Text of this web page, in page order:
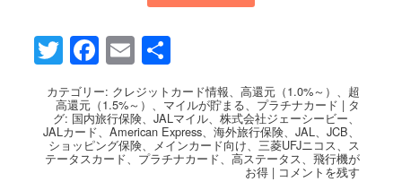
Twitter
Facebook
Email
有
カテゴリー: クレジットカード情報、高還元（1.0%～） 、 超
高還元（1.5%～） 、 マイルが貯まる、 プラチナカード | タ
グ: 国内旅行保険、JALマイル、株式会社ジェーシービー、
JALカード、American Express、海外旅行保険、JAL、JCB、
ショッピング保険、 メインカード向け、三菱UFJニコス、 ス
テータスカード、 プラチナカード、高ステータス、飛行機が
お得 | コメントを残す